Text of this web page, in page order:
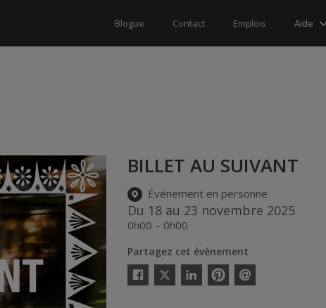
Blogue Contact Emplois Aide
BILLET AU SUIVANT
Événement en personne
Du 18 au 23 novembre 2025
0h00 – 0h00
Partagez cet événement
Facebook
Twitter
LinkedinPinterestEnvoyer